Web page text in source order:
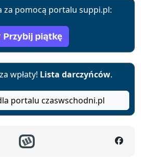
za pomocą portalu suppi.pl:
wpłaty! Lista darczyńców.
portalu czaswschodni.pl